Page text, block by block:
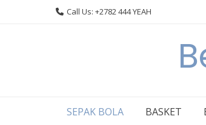
Call Us: +2782 444 YEAH
SEPAK BOLA BASKET